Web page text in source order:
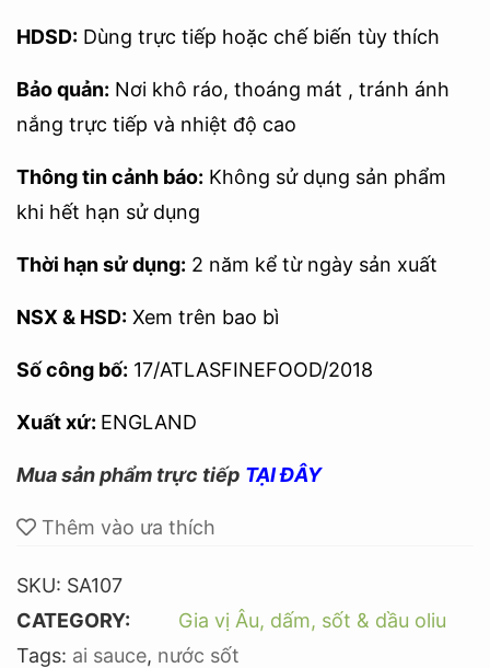
HDSD: Dùng trực tiếp hoặc chế biến tùy thích
Bảo quản: Nơi khô ráo, thoáng mát , tránh ánh
nắng trực tiếp và nhiệt độ cao
Thông tin cảnh báo: Không sử dụng sản phẩm
khi hết hạn sử dụng
Thời hạn sử dụng: 2 năm kể từ ngày sản xuất
NSX & HSD: Xem trên bao bì
Số công bố: 17/ATLASFINEFOOD/2018
Xuất xứ: ENGLAND
Mua sản phẩm trực tiếp TẠI ĐÂY
Thêm vào ưa thích
SKU: SA107
CATEGORY:
Gia vị Âu, dấm, sốt & dầu oliu
Tags: ai sauce, nước sốt